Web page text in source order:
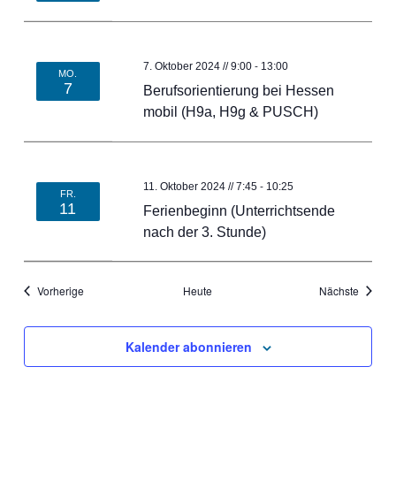
MO.
7
Berufsorientierung bei Hessen
mobil (H9a, H9g & PUSCH)
7. Oktober 2024 // 9:00- 13:00
FR.
11
Ferienbeginn (Unterrichtsende
nach der 3. Stunde)
11. Oktober 2024 // 7:45- 10:25
VorherigeVeranstaltungen Heute Nächste
Kalender abonnieren